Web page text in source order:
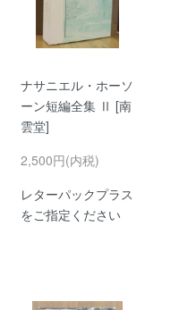
ナサニエル・ホーソ
ーン短編全集 Ⅱ [南
雲堂]
2,500円(内税)
レターパックプラス
をご指定ください